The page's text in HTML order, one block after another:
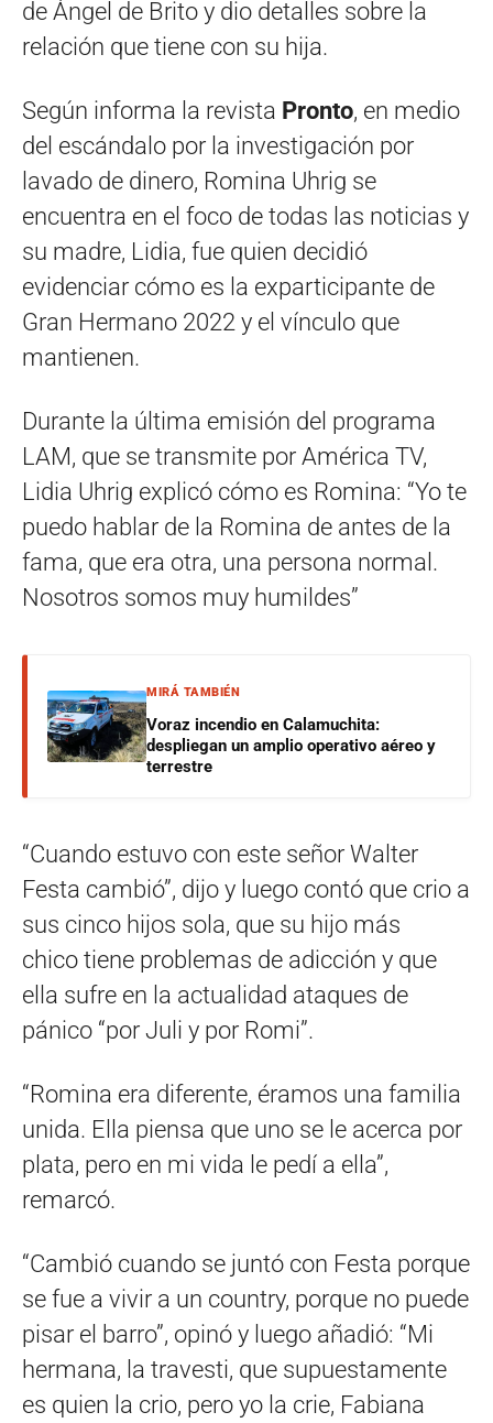
de Ángel de Brito y dio detalles sobre la
relación que tiene con su hija.
Según informa la revista Pronto, en medio
del escándalo por la investigación por
lavado de dinero, Romina Uhrig se
encuentra en el foco de todas las noticias y
su madre, Lidia, fue quien decidió
evidenciar cómo es la exparticipante de
Gran Hermano 2022 y el vínculo que
mantienen.
Durante la última emisión del programa
LAM, que se transmite por América TV,
Lidia Uhrig explicó cómo es Romina: “Yo te
puedo hablar de la Romina de antes de la
fama, que era otra, una persona normal.
Nosotros somos muy humildes”
MIRÁ TAMBIÉN
Voraz incendio en Calamuchita:
despliegan un amplio operativo aéreo y
terrestre
“Cuando estuvo con este señor Walter
Festa cambió”, dijo y luego contó que crio a
sus cinco hijos sola, que su hijo más
chico tiene problemas de adicción y que
ella sufre en la actualidad ataques de
pánico “por Juli y por Romi”.
“Romina era diferente, éramos una familia
unida. Ella piensa que uno se le acerca por
plata, pero en mi vida le pedí a ella”,
remarcó.
“Cambió cuando se juntó con Festa porque
se fue a vivir a un country, porque no puede
pisar el barro”, opinó y luego añadió: “Mi
hermana, la travesti, que supuestamente
es quien la crio, pero yo la crie, Fabiana